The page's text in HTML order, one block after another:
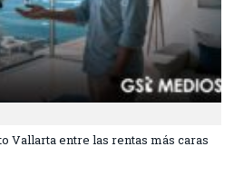
Vallarta entre las rentas más caras